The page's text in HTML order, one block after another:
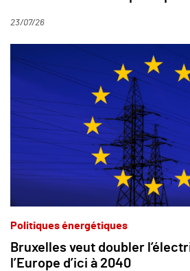
23/07/26
Politiques énergétiques
Bruxelles veut doubler
l’Europe d’ici à 2040